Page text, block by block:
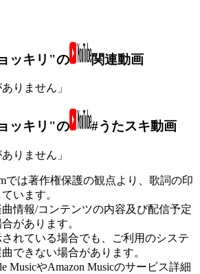
ッキリ"の 関連動画
りません」
ッキリ"の #うたスキ動画
りません」
では著作権保護の観点より、歌詞の印
います。
情報/コンテンツの内容及び配信予定
があります。
れている場合でも、ご利用のシステ
できない場合があります。
MusicやAmazon Musicのサービス詳細